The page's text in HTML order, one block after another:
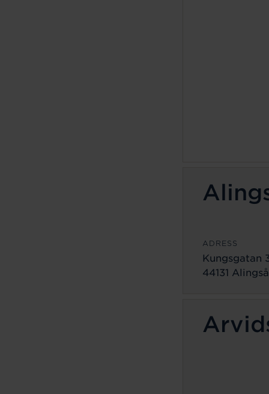
ADRESS
Kungsgatan
44131